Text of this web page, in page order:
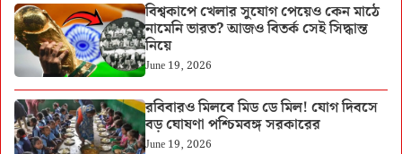
বিশ্বকাপে খেলার সুযোগ পেয়েও কেন মাঠে
নামেনি ভারত? আজও বিতর্ক সেই সিদ্ধান্ত
নিয়ে
June 19, 2026
রবিবারও মিলবে মিড ডে মিল! যোগ দিবসে
বড় ঘোষণা পশ্চিমবঙ্গ সরকারের
June 19, 2026